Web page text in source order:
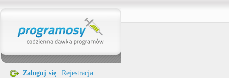
Zaloguj się Rejestracja